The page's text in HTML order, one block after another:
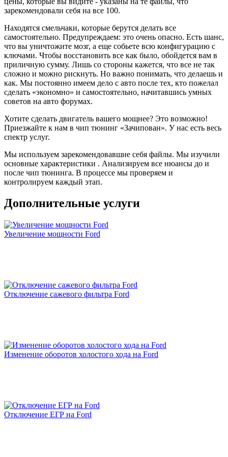
оборотов- что для меня было невероятно приятно (не
хватало явно тяги)
Во вторых появился прилив сил на всех передачах (у
меня МКПП), особенно на 5 если едешь 80-100,
машина всеравно подхватывает и вытягивает.
Да, на мой мотор k4m 7 бешеных пони плюсом- это
смех (вроде бы), но они очень нужны (особенно при
обгонах на трассе с однополосным движением.
Подитожу: машина стала другой, для меня более
риятной и адекватной, пропали затупы, появился
запас.
Буду делать на следующей машине- однозначно ДА!
Поеду к Жене, 99% ДА (почему 99%- ну вдруг
электричку куплю, тогда этот 1% на пиво с Жекой
спустим)
Я очень доволен, жене большая человеческая
СПАСИБА!
P.s. И да, по денежке- все как договаривались, так и
вышло. Человек слова!
Заезжала сюда за чипом Солярис 1.6 автомат. Мастер
ушла вибрация. Дали подарочный сертификат на
1000 рублей. Рекомендую.
Рейтинг отзыва:5
доступными. Теперь я наслаждаюсь комфортным и
динамичным вождением, благодаря "Зачипован"!
зарекомендовали себя на все 100.
Находятся смельчаки, которые берутся делать все
самостоятельно. Предупреждаем: это очень опасно. Есть шанс,
что вы уничтожите мозг, а еще собьете всю конфигурацию с
ключами. Чтобы восстановить все как было, обойдется вам в
приличную сумму. Лишь со стороны кажется, что все не так
сложно и можно рискнуть. Но важно понимать, что делаешь и
как. Мы постоянно имеем дело с авто после тех, кто пожелал
сделать «экономно» и самостоятельно, начитавшись умных
советов на авто форумах.
Хотите сделать двигатель вашего мощнее? Это возможно!
Приезжайте к нам в чип тюнинг «Зачипован». У нас есть весь
спектр услуг.
Мы используем зарекомендовавшие себя файлы. Мы изучили
основные характеристики . Анализируем все нюансы до и
после чип тюнинга. В процессе мы проверяем и
контролируем каждый этап.
Дополнительные услуги
Увеличение мощности Ford
Отключение сажевого фильтра Ford
Изменение оборотов холостого хода на Ford
Отключение ЕГР на Ford